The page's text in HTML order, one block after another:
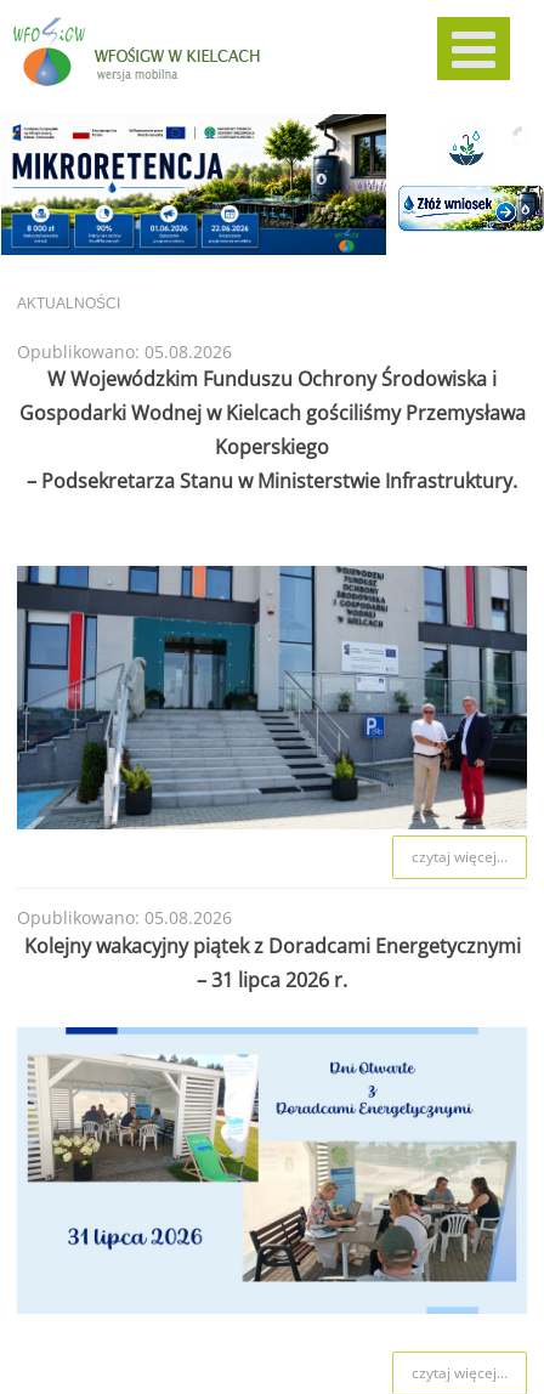
AKTUALNOŚCI
Opublikowano: 05.08.2026
W Wojewódzkim Funduszu Ochrony Środowiska i
Gospodarki Wodnej w Kielcach gościliśmy Przemysława
Koperskiego
– Podsekretarza Stanu w Ministerstwie Infrastruktury.
czytaj więcej...
Opublikowano: 05.08.2026
Kolejny wakacyjny piątek z Doradcami Energetycznymi
– 31 lipca 2026 r.
czytaj więcej...